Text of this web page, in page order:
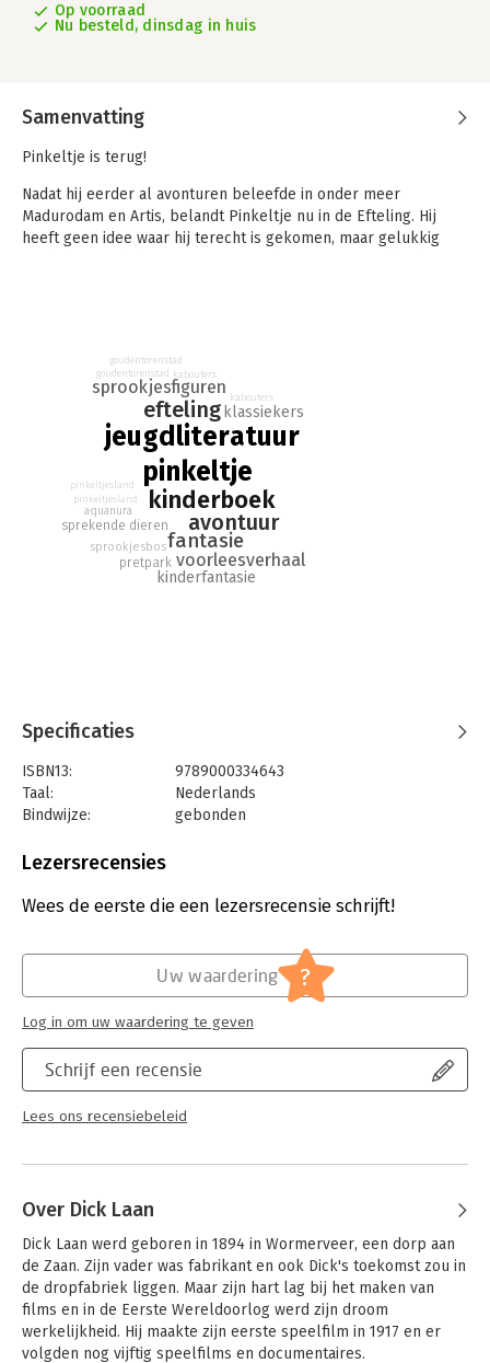
Op voorraad
Nu besteld, dinsdag in huis
Samenvatting
Pinkeltje is terug!
Nadat hij eerder al avonturen beleefde in onder meer
Madurodam en Artis, belandt Pinkeltje nu in de Efteling. Hij
heeft geen idee waar hij terecht is gekomen, maar gelukkig
Lees nu dit spannende, nieuwe avontuur van deze oude
jeugdliteratuur
pinkeltje
kinderboek
efteling
avontuur
fantasie
sprookjesfiguren
voorleesverhaal
kinderfantasie
klassiekers
sprekende dieren
pretpark
sprookjesbos
aquanura
kabouters
goudentorenstad
pinkeltjesland
kabouters
goudentorenstad
pinkeltjesland
Specificaties
ISBN13:
9789000334643
Taal:
Nederlands
Bindwijze:
gebonden
Uitgever:
Verschijningsdatum:
11-10-2017
Lezersrecensies
Wees de eerste die een lezersrecensie schrijft!
Schrijf een recensie
Lees ons recensiebeleid
Uw waardering ?
Log in om uw waardering te geven
Over Dick Laan
Dick Laan werd geboren in 1894 in Wormerveer, een dorp aan
de Zaan. Zijn vader was fabrikant en ook Dick's toekomst zou in
de dropfabriek liggen. Maar zijn hart lag bij het maken van
films en in de Eerste Wereldoorlog werd zijn droom
werkelijkheid. Hij maakte zijn eerste speelfilm in 1917 en er
volgden nog vijftig speelfilms en documentaires.